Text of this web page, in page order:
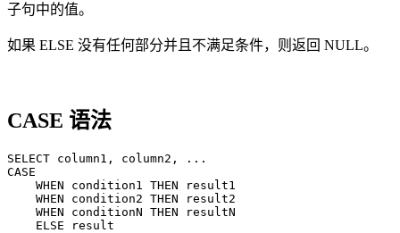
子句中的值。
如果 ELSE 没有任何部分并且不满足条件，则返回 NULL。
CASE 语法
SELECT column1, column2, ...
CASE
    WHEN condition1 THEN result1
    WHEN condition2 THEN result2
    WHEN conditionN THEN resultN
    ELSE result